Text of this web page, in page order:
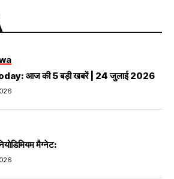
आज की 5 बड़ी खबरें | 24 जुलाई 2026
मैग्नेट: